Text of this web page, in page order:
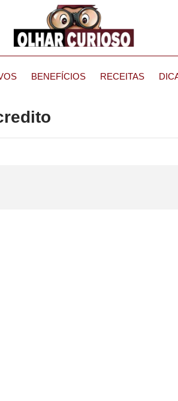
BENEFÍCIOS RECEITAS